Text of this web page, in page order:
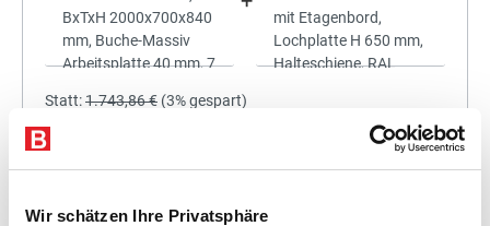
Wir schätzen Ihre Privatsphäre
Statt:1.743,86 € (3%gespart)
Preis für alle: